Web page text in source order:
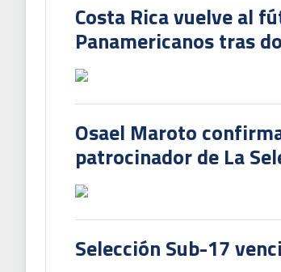
Costa Rica vuelve al
Panamericanos tras
Osael Maroto
patrocinador de La
Selección Sub-17